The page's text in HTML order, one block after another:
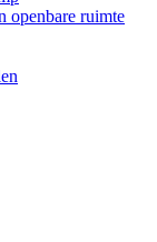
openbare ruimte